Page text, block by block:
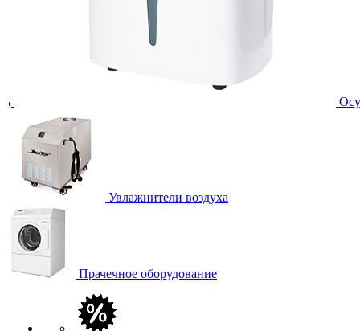
Увлажнители воздуха
Прачечное оборудование